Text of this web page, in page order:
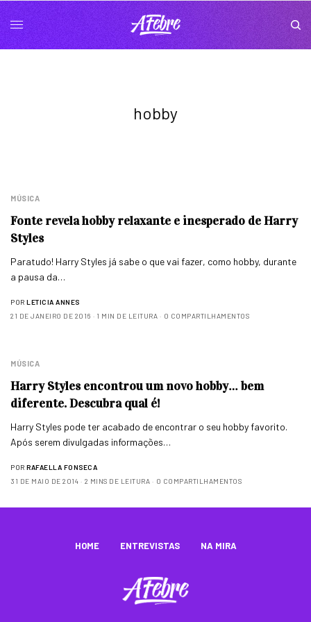
hobby
MÚSICA
Fonte revela hobby relaxante e inesperado de Harry
Styles
Paratudo! Harry Styles já sabe o que vai fazer, como hobby, durante
a pausa da…
POR LETICIA ANNES
21 DE JANEIRO DE 2016
1 MIN DE LEITURA 0 COMPARTILHAMENTOS
MÚSICA
Harry Styles encontrou um novo hobby… bem
diferente. Descubra qual é!
Harry Styles pode ter acabado de encontrar o seu hobby favorito.
Após serem divulgadas informações…
POR RAFAELLA FONSECA
31 DE MAIO DE 2014
2 MINS DE LEITURA 0 COMPARTILHAMENTOS
HOME ENTREVISTAS NA MIRA